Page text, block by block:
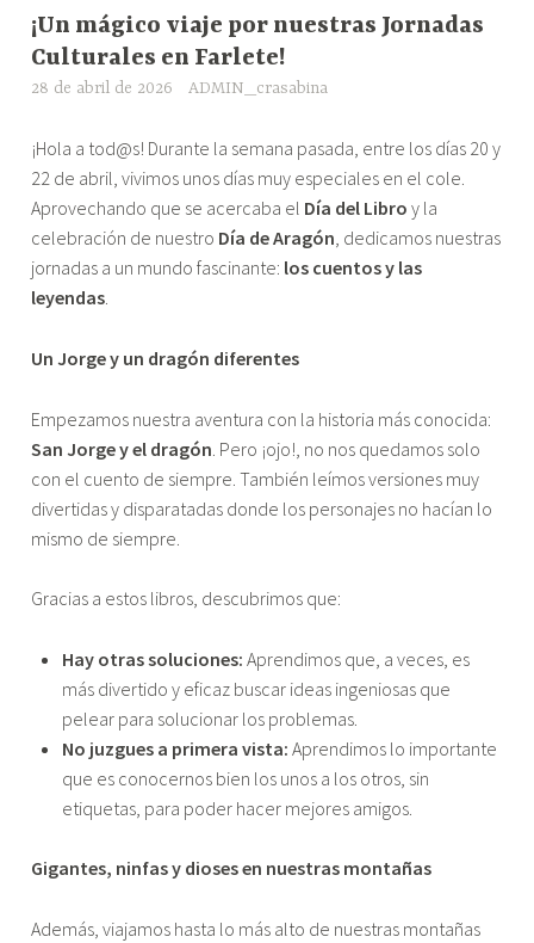
¡Un mágico viaje por nuestras Jornadas
Culturales en Farlete!
28 de abril de 2026 ADMIN_crasabina
¡Hola a tod@s! Durante la semana pasada, entre los días 20 y
22 de abril, vivimos unos días muy especiales en el cole.
Aprovechando que se acercaba el Día del Libro y la
celebración de nuestro Día de Aragón, dedicamos nuestras
jornadas a un mundo fascinante: los cuentos y las
leyendas.
Un Jorge y un dragón diferentes
Empezamos nuestra aventura con la historia más conocida:
San Jorge y el dragón . Pero ¡ojo!, no nos quedamos solo
con el cuento de siempre. También leímos versiones muy
divertidas y disparatadas donde los personajes no hacían lo
mismo de siempre.
Gracias a estos libros, descubrimos que:
Hay otras soluciones: Aprendimos que, a veces, es
más divertido y eficaz buscar ideas ingeniosas que
pelear para solucionar los problemas.
No juzgues a primera vista: Aprendimos lo importante
que es conocernos bien los unos a los otros, sin
etiquetas, para poder hacer mejores amigos.
Gigantes, ninfas y dioses en nuestras montañas
Además, viajamos hasta lo más alto de nuestras montañas